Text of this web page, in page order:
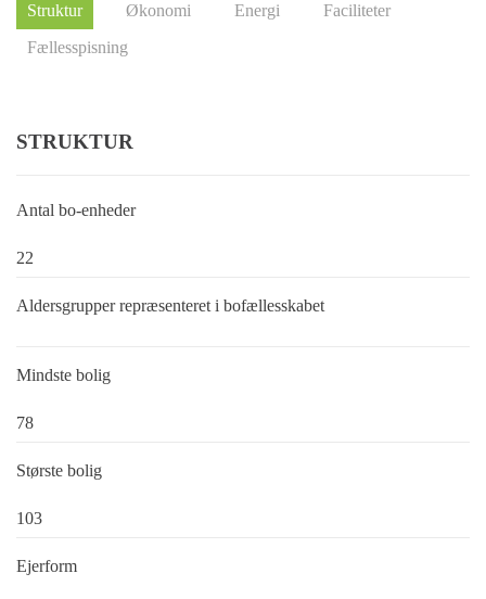
Struktur Økonomi Energi
Faciliteter
Fællesspisning
STRUKTUR
Antal bo-enheder
22
Aldersgrupper repræsenteret i bofællesskabet
Mindste bolig
78
Største bolig
103
Ejerform